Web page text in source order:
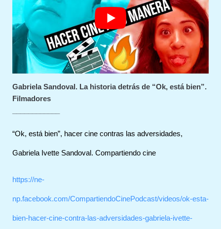
Gabriela Sandoval. La historia detrás de “Ok, está bien”.
Filmadores
“Ok, está bien”, hacer cine contras las adversidades,
Gabriela Ivette Sandoval. Compartiendo cine
https://ne-
np.facebook.com/CompartiendoCinePodcast/videos/ok-esta-
bien-hacer-cine-contra-las-adversidades-gabriela-ivette-